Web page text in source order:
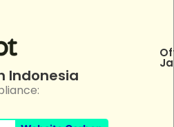
Indonesia